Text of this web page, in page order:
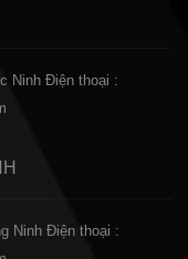
Ninh Điện thoại :
Ninh Điện thoại :